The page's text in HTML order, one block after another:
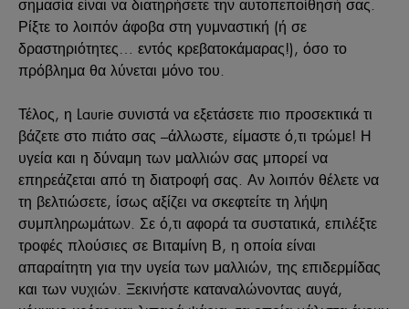
Ρίξτε το λοιπόν άφοβα στη γυμναστική (ή σε
δραστηριότητες… εντός κρεβατοκάμαρας!), όσο το
πρόβλημα θα λύνεται μόνο του.
Τέλος, η Laurie συνιστά να εξετάσετε πιο προσεκτικά τι
βάζετε στο πιάτο σας –άλλωστε, είμαστε ό,τι τρώμε! Η
υγεία και η δύναμη των μαλλιών σας μπορεί να
επηρεάζεται από τη διατροφή σας. Αν λοιπόν θέλετε να
τη βελτιώσετε, ίσως αξίζει να σκεφτείτε τη λήψη
συμπληρωμάτων. Σε ό,τι αφορά τα συστατικά, επιλέξτε
τροφές πλούσιες σε Βιταμίνη Β, η οποία είναι
απαραίτητη για την υγεία των μαλλιών, της επιδερμίδας
και των νυχιών. Ξεκινήστε καταναλώνοντας αυγά,